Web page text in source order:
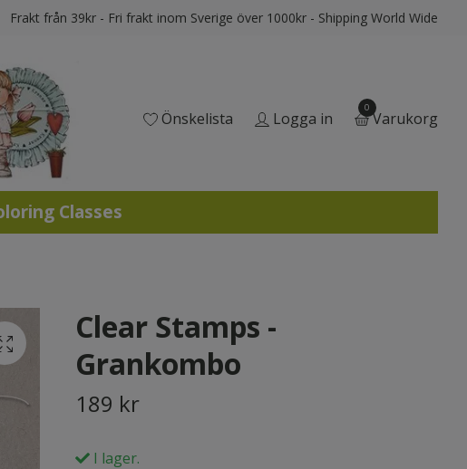
Frakt från 39kr - Fri frakt inom Sverige över 1000kr - Shipping World Wide
Önskelista Logga in
0
Varukorg
Classes
Clear Stamps -
Grankombo
189 kr
I lager.